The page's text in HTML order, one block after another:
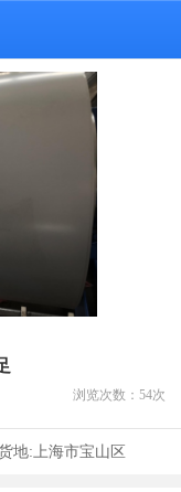
浏览次数： 54次
地:上海市宝山区